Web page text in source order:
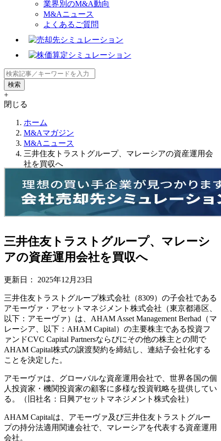
業界別のM&A動向
M&Aニュース
よくあるご質問
+
閉じる
ホーム
M&Aマガジン
M&Aニュース
三井住友トラストグループ、マレーシアの資産運用会
社を買収へ
三井住友トラストグループ、マレーシ
アの資産運用会社を買収へ
更新日： 2025年12月23日
三井住友トラストグループ株式会社（8309）の子会社である
アモーヴァ・アセットマネジメント株式会社（東京都港区、
以下：アモーヴァ）は、AHAM Asset Management Berhad（マ
レーシア、以下：AHAM Capital）の主要株主である投資フ
ァンドCVC Capital Partnersならびにその他の株主との間で
AHAM Capital株式の譲渡契約を締結し、連結子会社化する
ことを決定した。
アモーヴァは、グローバルな資産運用会社で、世界各国の個
人投資家・機関投資家の顧客に多様な投資戦略を提供してい
る。（旧社名：日興アセットマネジメント株式会社）
AHAM Capitalは、アモーヴァ及び三井住友トラストグルー
プの持分法適用関連会社で、マレーシアを代表する資産運用
会社。